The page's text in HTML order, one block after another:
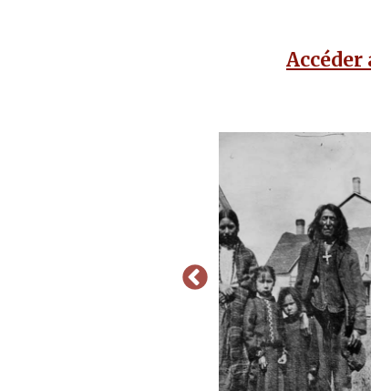
Accéder